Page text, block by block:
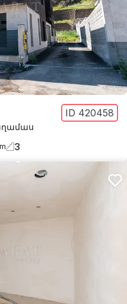
ID 420458
3